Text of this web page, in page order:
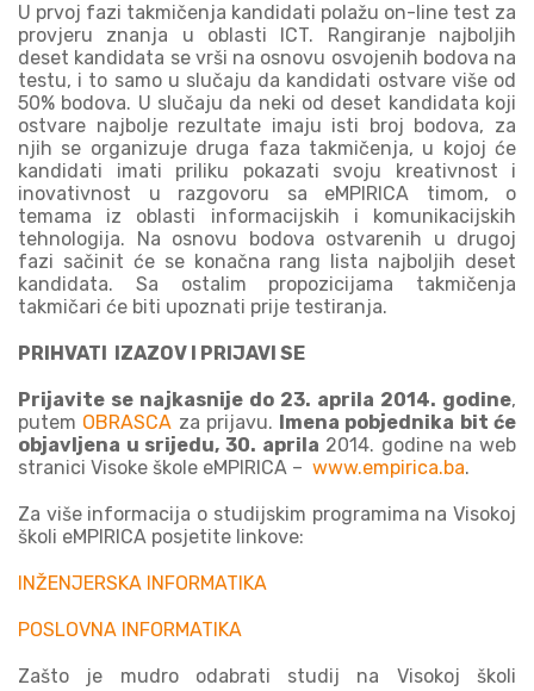
U prvoj fazi takmičenja kandidati polažu on-line test za
provjeru znanja u oblasti ICT. Rangiranje najboljih
deset kandidata se vrši na osnovu osvojenih bodova na
testu, i to samo u slučaju da kandidati ostvare više od
50% bodova. U slučaju da neki od deset kandidata koji
ostvare najbolje rezultate imaju isti broj bodova, za
njih se organizuje druga faza takmičenja, u kojoj će
kandidati imati priliku pokazati svoju kreativnost i
inovativnost u razgovoru sa eMPIRICA timom, o
temama iz oblasti informacijskih i komunikacijskih
tehnologija. Na osnovu bodova ostvarenih u drugoj
fazi sačinit će se konačna rang lista najboljih deset
kandidata. Sa ostalim propozicijama takmičenja
takmičari će biti upoznati prije testiranja.
PRIHVATI IZAZOV I PRIJAVI SE
Prijavite se najkasnije do 23. aprila 2014. godine,
putem OBRASCA za prijavu. Imena pobjednika bit će
objavljena u srijedu, 30. aprila 2014. godine na web
stranici Visoke škole eMPIRICA – www.empirica.ba.
Za više informacija o studijskim programima na Visokoj
školi eMPIRICA posjetite linkove:
INŽENJERSKA INFORMATIKA
POSLOVNA INFORMATIKA
Zašto je mudro odabrati studij na Visokoj školi